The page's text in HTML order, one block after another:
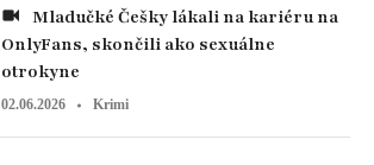
OnlyFans, skončili ako sexuálne
otrokyne
02.06.2026 Krimi